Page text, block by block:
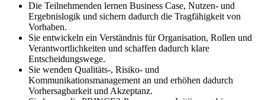
Die Teilnehmenden lernen Business Case, Nutzen‑ und
Ergebnislogik und sichern dadurch die Tragfähigkeit von
Vorhaben.
Sie entwickeln ein Verständnis für Organisation, Rollen und
Verantwortlichkeiten und schaffen dadurch klare
Entscheidungswege.
Sie wenden Qualitäts‑, Risiko‑ und
Kommunikationsmanagement an und erhöhen dadurch
Vorhersagbarkeit und Akzeptanz.